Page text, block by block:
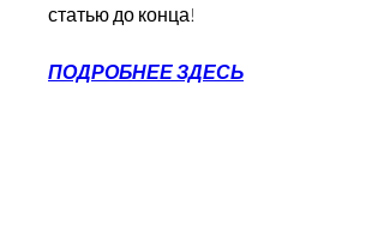
статью до конца!
ПОДРОБНЕЕ ЗДЕСЬ